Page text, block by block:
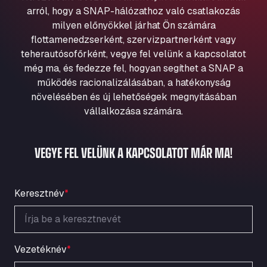
Aqua Ariva GmbH
Marie-Curie-Straße 24, 68219
Aral Autohof Bockel
An der Autobahn 1, 27404
ARAL Autohof Bockenem
Oppelner Str. 1, 31167
ARAL Autohof Merklingen
Schellweilerstraße 1, 66871
Obernburger Str. 127, 63811
Ardleigh South Services
a120 westbound, CO77SL
arról, hogy a SNAP-hálózathoz való csatlakozás
milyen előnyökkel járhat Ön számára
flottamenedzserként, szervizpartnerként vagy
teherautósofőrként, vegye fel velünk a kapcsolatot
még ma, és fedezze fel, hogyan segíthet a SNAP a
működés racionalizálásában, a hatékonyság
növelésében és új lehetőségek megnyitásában
vállalkozása számára.
VEGYE FEL VELÜNK A KAPCSOLATOT MÁR MA!
Keresztnév*
Vezetéknév*